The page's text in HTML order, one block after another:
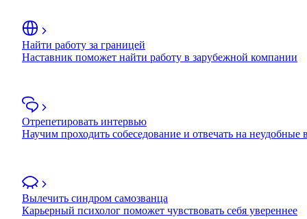
Найти работу за границей
Наставник поможет найти работу в зарубежной компании
Отрепетировать интервью
Научим проходить собеседование и отвечать на неудобные
Вылечить синдром самозванца
Карьерный психолог поможет чувствовать себя увереннее